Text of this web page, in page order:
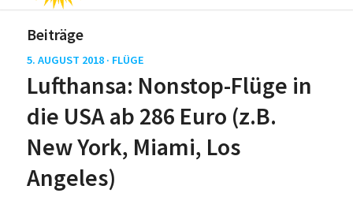
Beiträge
5. AUGUST 2018 · FLÜGE
Lufthansa: Nonstop-Flüge in
die USA ab 286 Euro (z.B.
New York, Miami, Los
Angeles)